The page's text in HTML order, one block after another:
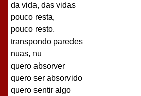
da vida, das vidas
pouco resta,
pouco resto,
transpondo paredes
nuas, nu
quero absorver
quero ser absorvido
quero sentir algo